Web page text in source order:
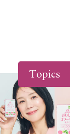
Topics